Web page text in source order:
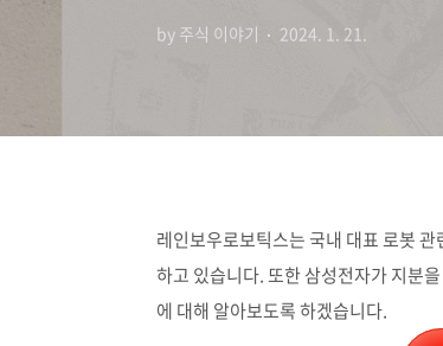
by 주식 이야기 2024. 1. 21.
레인보우로보틱스는 국내 대표 로봇
하고 있습니다. 또한 삼성전자가 지분
에 대해 알아보도록 하겠습니다.